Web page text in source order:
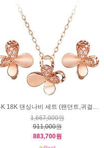
14K 18K 댄싱나비 세트 (팬던트,귀걸이)
1,667,000원
911,000원
883,700원